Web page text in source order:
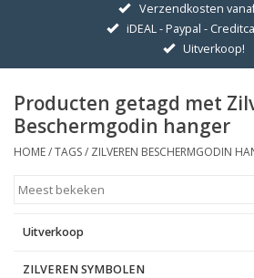
GOUDEN SYMBOLEN
Hanger Kettingen
Oorhangers
Verzendkosten
iDEAL - Paypal -
Uitverkoop!
Producten getagd met
Beschermgodin hanger
HOME/TAGS/ ZILVEREN BESCHERMGODIN
Uitverkoop
ZILVEREN SYMBOLEN